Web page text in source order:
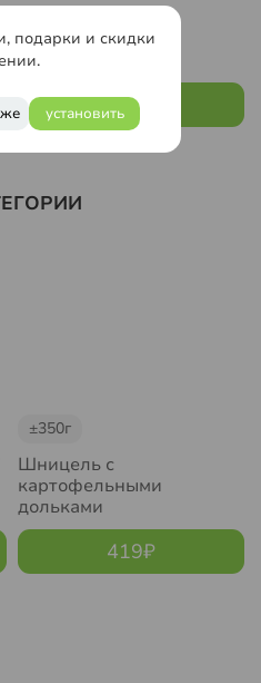
Соус "Ранч"
60₽
±350г
Шницель с
картофельными
дольками
419₽
подарки и скидки
установить